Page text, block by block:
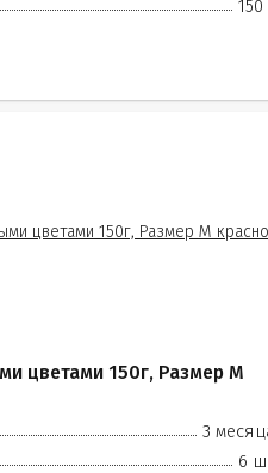
150
цветами 150г, Размер М
3
6